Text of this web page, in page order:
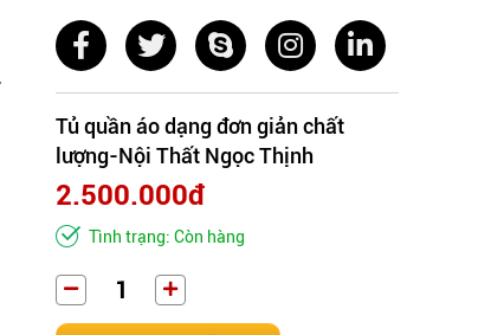
Tủ quần áo dạng đơn giản chất
lượng-Nội Thất Ngọc Thịnh
2.500.000đ
Tình trạng: Còn hàng